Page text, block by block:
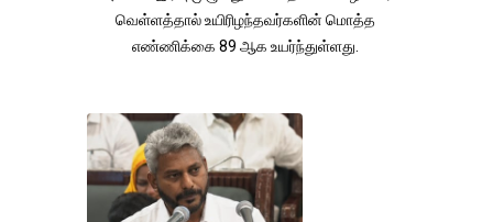
வெள்ளத்தால் உயிரிழந்தவர்களின் மொத்த
எண்ணிக்கை 89 ஆக உயர்ந்துள்ளது.